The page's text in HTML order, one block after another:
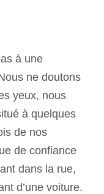
à une
ne doutons
yeux, nous
à quelques
de nos
de confiance
dans la rue,
d’une voiture.